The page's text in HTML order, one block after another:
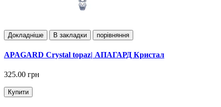
Докладнiше В закладки порівняння
APAGARD Crystal topaz| АПАГАРД Кристал
325.00 грн
Купити